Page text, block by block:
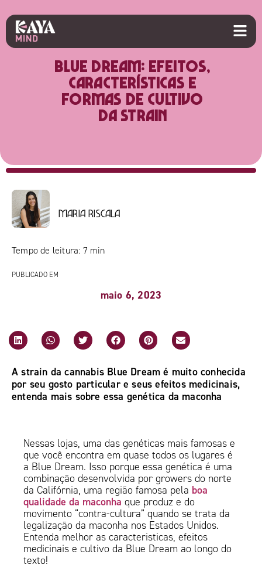
Blue Dream: efeitos,
características e
formas de cultivo
da strain
Maria Riscala
Tempo de leitura: 7 min
PUBLICADO EM
maio 6, 2023
A strain da cannabis Blue Dream é muito conhecida
por seu gosto particular e seus efeitos medicinais,
entenda mais sobre essa genética da maconha
Nessas lojas, uma das genéticas mais famosas e
que você encontra em quase todos os lugares é
a Blue Dream. Isso porque essa genética é uma
combinação desenvolvida por growers do norte
da Califórnia, uma região famosa pela boa
qualidade da maconhaque produz e do
movimento “contra-cultura” quando se trata da
legalização da maconha nos Estados Unidos.
Entenda melhor as caracteristicas, efeitos
medicinais e cultivo da Blue Dream ao longo do
texto!